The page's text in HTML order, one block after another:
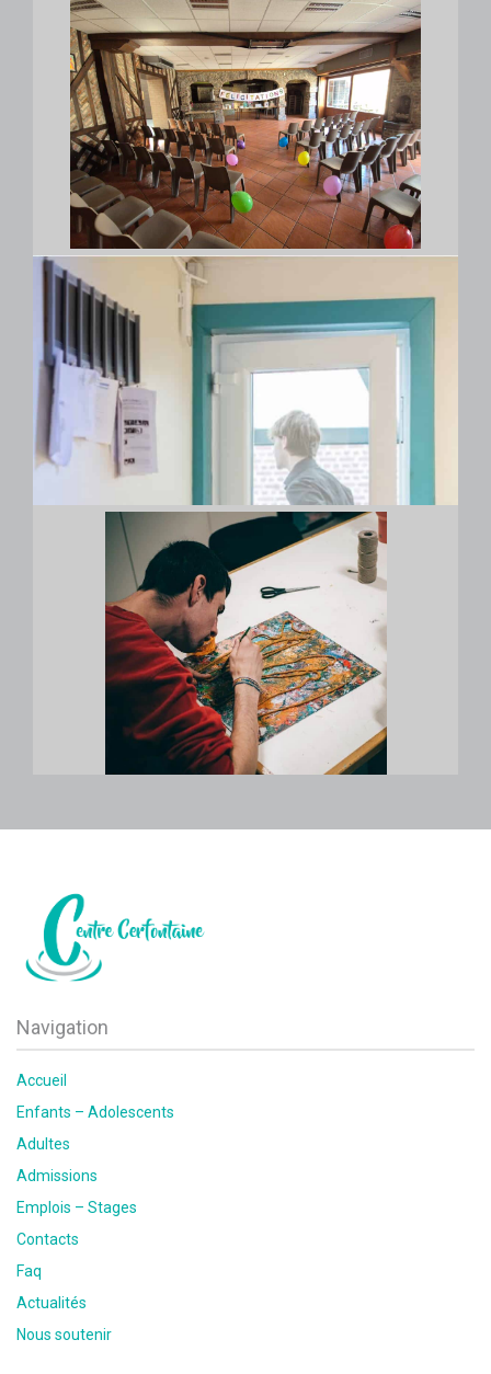
Navigation
Accueil
Enfants – Adolescents
Adultes
Admissions
Emplois – Stages
Contacts
Faq
Actualités
Nous soutenir